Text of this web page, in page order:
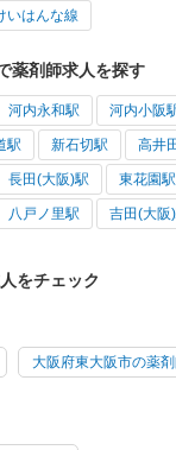
いはんな線
薬剤師求人を探す
河内永和駅 河内小阪
駅 新石切駅 高井
長田(大阪)駅 東花園駅
八戸ノ里駅 吉田(大阪
をチェック
大阪府東大阪市の薬